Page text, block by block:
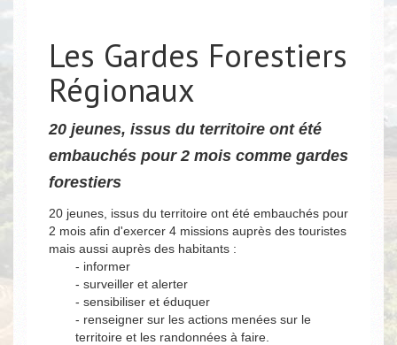
Les Gardes Forestiers
Régionaux
20 jeunes, issus du territoire ont été
embauchés pour 2 mois comme gardes
forestiers
20 jeunes, issus du territoire ont été embauchés pour
2 mois afin d'exercer 4 missions auprès des touristes
mais aussi auprès des habitants :
- informer
- surveiller et alerter
- sensibiliser et éduquer
- renseigner sur les actions menées sur le
territoire et les randonnées à faire.